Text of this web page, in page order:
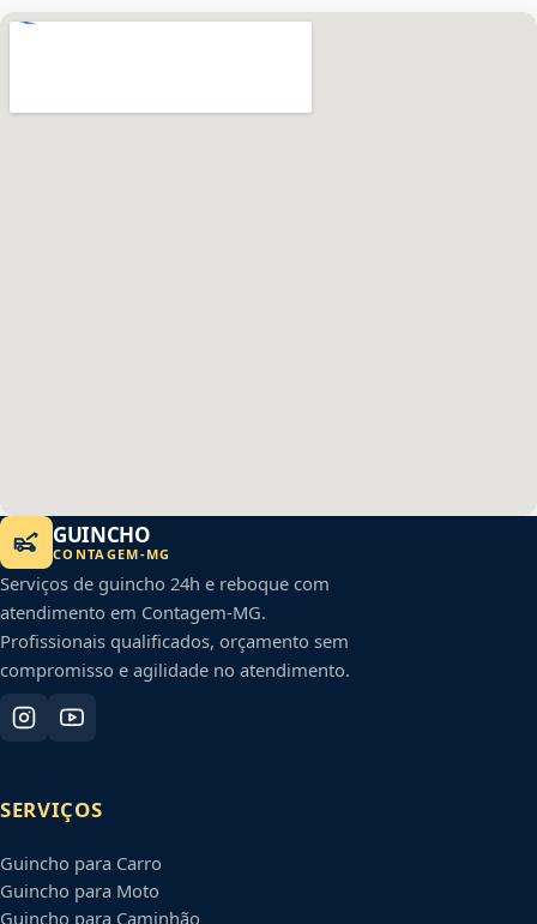
GUINCHO
CONTAGEM-MG
Serviços de guincho 24h e reboque com
atendimento em Contagem-MG.
Profissionais qualificados, orçamento sem
compromisso e agilidade no atendimento.
SERVIÇOS
Guincho para Carro
Guincho para Moto
Guincho para Caminhão